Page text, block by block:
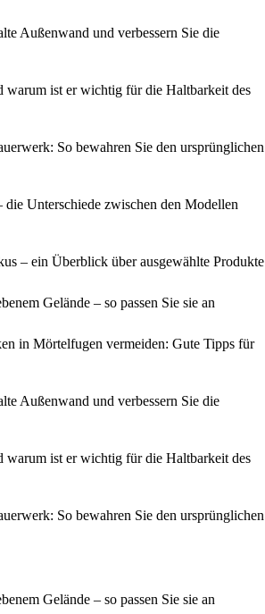
Außenwand und verbessern Sie die
warum ist er wichtig für die Haltbarkeit des
So bewahren Sie den ursprünglichen
die Unterschiede zwischen den Modellen
– ein Überblick über ausgewählte Produkte
Gelände – so passen Sie sie an
in Mörtelfugen vermeiden: Gute Tipps für
Außenwand und verbessern Sie die
warum ist er wichtig für die Haltbarkeit des
So bewahren Sie den ursprünglichen
Gelände – so passen Sie sie an